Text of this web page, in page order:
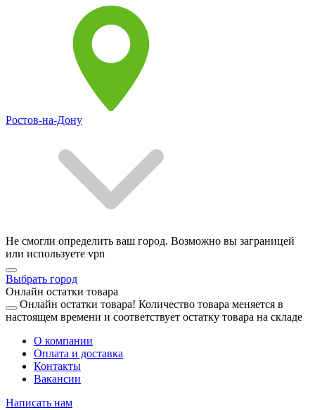
Ростов-на-Дону
Не смогли определить ваш город. Возможно вы заграницей
или используете vpn
Выбрать город
Онлайн остатки товара
Онлайн остатки товара! Количество товара меняется в
настоящем времени и соответствует остатку товара на складе
О компании
Оплата и доставка
Контакты
Вакансии
Написать нам